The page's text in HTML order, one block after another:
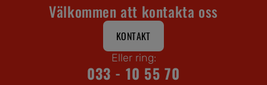
Välkommen att kontakta oss
KONTAKT
Eller ring:
033 - 10 55 70